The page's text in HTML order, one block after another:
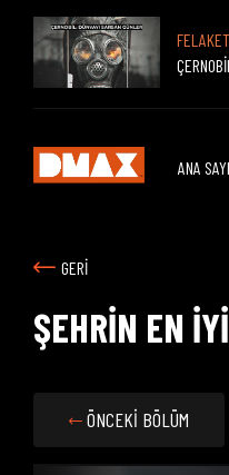
ANA
GERİ
ŞEHRİN EN
ÖNCEKİ BÖLÜM